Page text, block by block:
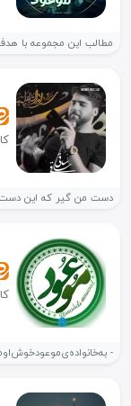
مطالب این مجموعه با
دست من گیر که این